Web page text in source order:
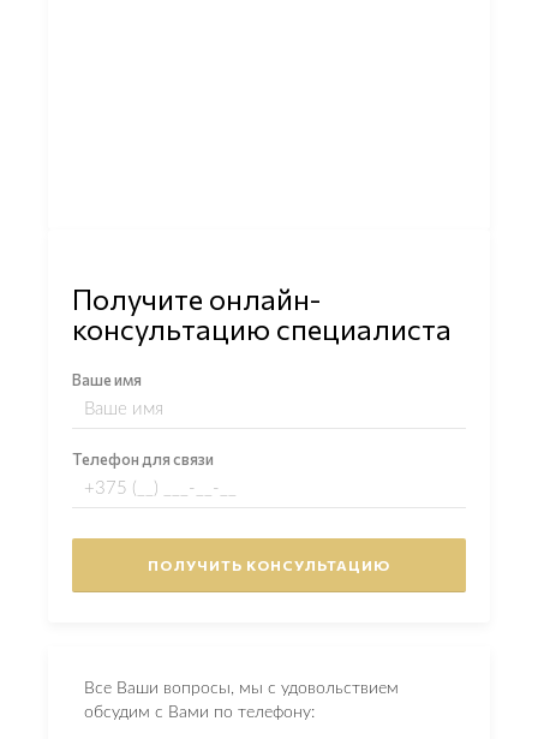
Получите онлайн-
консультацию специалиста
Ваше имя
Телефон для связи
Все Ваши вопросы, мы с удовольствием
обсудим с Вами по телефону: